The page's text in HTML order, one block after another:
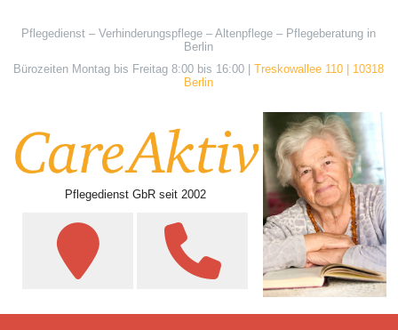
Pflegedienst – Verhinderungspflege – Altenpflege – Pflegeberatung in
Berlin
Bürozeiten Montag bis Freitag 8:00 bis 16:00 |Treskowallee 110 | 10318
Berlin
Pflegedienst GbR seit 2002